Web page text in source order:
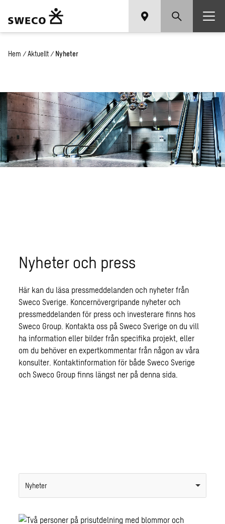
Hem / Aktuellt / Nyheter
Nyheter och press
Här kan du läsa pressmeddelanden och nyheter från
Sweco Sverige. Koncernövergripande nyheter och
pressmeddelanden för press och investerare finns hos
Sweco Group. Kontakta oss på Sweco Sverige on du vill
ha information eller bilder från specifika projekt, eller
om du behöver en expertkommentar från någon av våra
konsulter. Kontaktinformation för både Sweco Sverige
och Sweco Group finns längst ner på denna sida.
Nyheter